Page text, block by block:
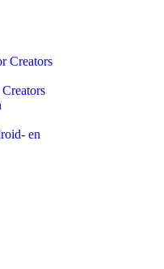
Creators
en